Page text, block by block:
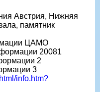
Австрия, Нижняя
памятник
ЦАМО
20081
2
3
info.htm?